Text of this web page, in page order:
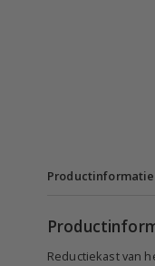
Productinformatie
Reductiekast van